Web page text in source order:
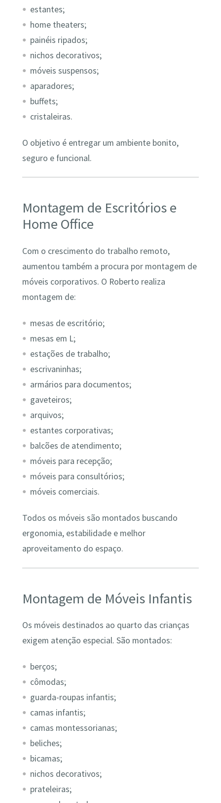
estantes;
home theaters;
painéis ripados;
nichos decorativos;
móveis suspensos;
aparadores;
buffets;
cristaleiras.
O objetivo é entregar um ambiente bonito,
seguro e funcional.
Montagem de Escritórios e
Home Office
Com o crescimento do trabalho remoto,
aumentou também a procura por montagem de
móveis corporativos. O Roberto realiza
montagem de:
mesas de escritório;
mesas em L;
estações de trabalho;
escrivaninhas;
armários para documentos;
gaveteiros;
arquivos;
estantes corporativas;
balcões de atendimento;
móveis para recepção;
móveis para consultórios;
móveis comerciais.
Todos os móveis são montados buscando
ergonomia, estabilidade e melhor
aproveitamento do espaço.
Montagem de Móveis Infantis
Os móveis destinados ao quarto das crianças
exigem atenção especial. São montados:
berços;
cômodas;
guarda-roupas infantis;
camas infantis;
camas montessorianas;
beliches;
bicamas;
nichos decorativos;
prateleiras;